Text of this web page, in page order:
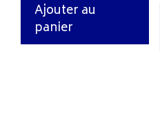
Ajouter au
panier